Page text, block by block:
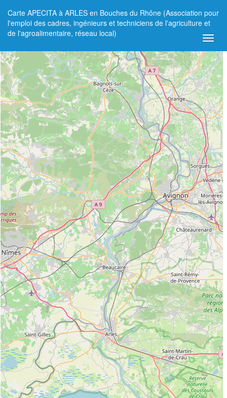
Carte APECITA à ARLES en Bouches du Rhône (Association pour
l'emploi des cadres, ingénieurs et techniciens de l'agriculture et
de l'agroalimentaire, réseau local)
+
−